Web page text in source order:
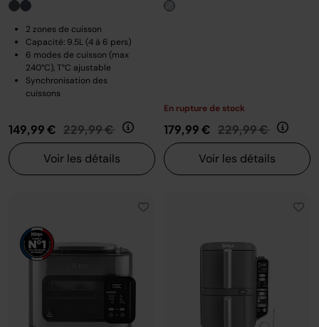
2 zones de cuisson
Capacité: 9.5L (4 à 6 pers)
6 modes de cuisson (max
240°C), T°C ajustable
Synchronisation des
cuissons
149,99 € Prix réduit de
229,99 € au
Voir les détails
En rupture de stock
179,99 € Prix réduit de
229,99 € au
Voir les détails